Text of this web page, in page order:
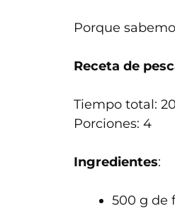
Porque
Receta de
Tiempo total:
Porciones: 4
Ingredientes:
500 g de